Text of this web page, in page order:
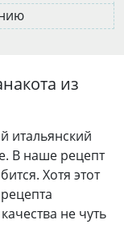
из
итальянский
В наше рецепт
Хотя этот
не чуть